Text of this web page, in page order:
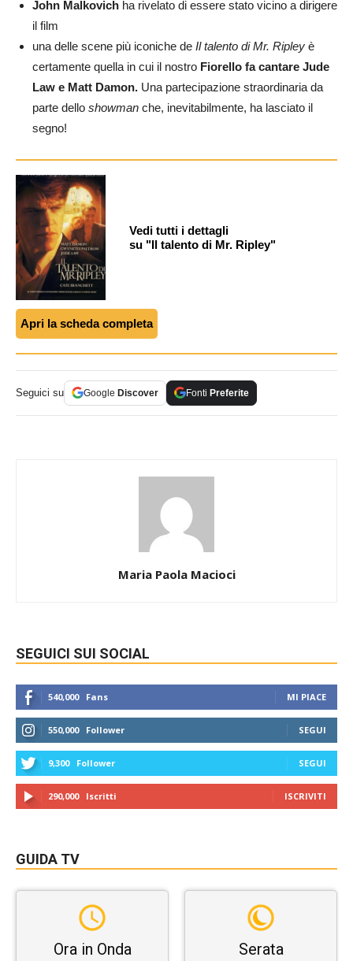
John Malkovich ha rivelato di essere stato vicino a dirigere
il film
una delle scene più iconiche de Il talento di Mr. Ripley è
certamente quella in cui il nostro Fiorello fa cantare Jude
Law e Matt Damon. Una partecipazione straordinaria da
parte dello showman che, inevitabilmente, ha lasciato il
segno!
Vedi tutti i dettagli
su "Il talento di Mr. Ripley"
Apri la scheda completa
Seguici su Google Discover Fonti Preferite
Maria Paola Macioci
SEGUICI SUI SOCIAL
540,000 Fans MI PIACE
550,000 Follower SEGUI
9,300 Follower SEGUI
290,000 Iscritti ISCRIVITI
GUIDA TV
Ora in Onda Serata